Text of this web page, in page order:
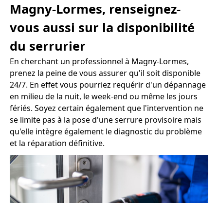
Magny-Lormes, renseignez-
vous aussi sur la disponibilité
du serrurier
En cherchant un professionnel à Magny-Lormes,
prenez la peine de vous assurer qu'il soit disponible
24/7. En effet vous pourriez requérir d'un dépannage
en milieu de la nuit, le week-end ou même les jours
fériés. Soyez certain également que l'intervention ne
se limite pas à la pose d'une serrure provisoire mais
qu'elle intègre également le diagnostic du problème
et la réparation définitive.